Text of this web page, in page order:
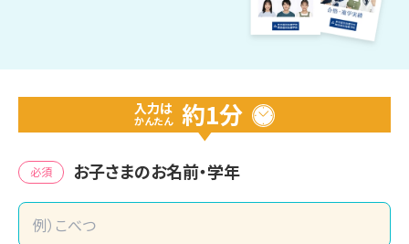
入力は
かんたん 約1分
必須 お子さまのお名前・学年